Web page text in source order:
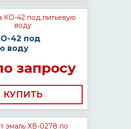
42 под
воду
запросу
КУПИТЬ